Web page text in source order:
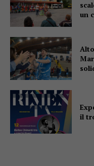
un
il